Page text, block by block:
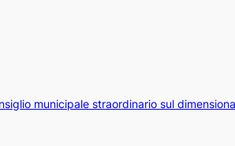
municipale straordinario sul